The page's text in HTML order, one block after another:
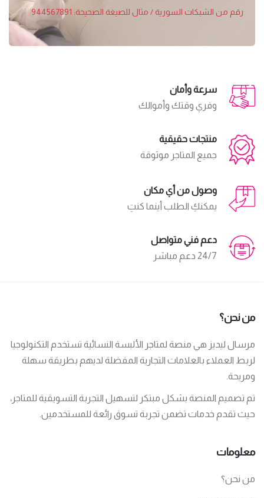
رقم من الشبكات السورية / مثال للصيغة الصحيحة: 944567891
سرعة وأمان
وفري وقتك وأموالك
منتجات حقيقية
جميع المتاجر موثوقة
وصول من أي مكان
يمكنكِ الطلب أينما كنتِ
دعم فني متواصل
24/7 دعم مباشر
من نحن؟
مرسال ليديز هي منصة لمتاجر الألبسة النسائية تستخدم التكنولوجيا
لربط العملاء بالعلامات التجارية المفضلة لديهم بطريقة سهلة
ومريحة.
تم تصميم المنصة بشكل مبتكر لتسهيل التجربة التسويقية للمتاجر،
حيث تقدم خدمات تضمن تجربة تسوق رائعة للمستخدمين.
معلومات
من نحن؟